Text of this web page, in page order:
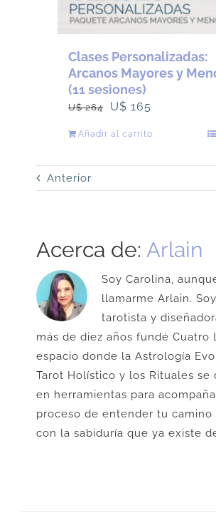
Clases Personalizadas:
Arcanos Mayores y
(11 sesiones)
U$264
El
U$165
Añadir al carrito
Anterior
Acerca de:Arlain
Soy Carolina,
llamarme Arlain.
tarotista y
más de diez años fundé Cuatro
espacio donde la Astrología
Tarot Holístico y los Rituales se
en herramientas para
proceso de entender tu camino
con la sabiduría que ya existe